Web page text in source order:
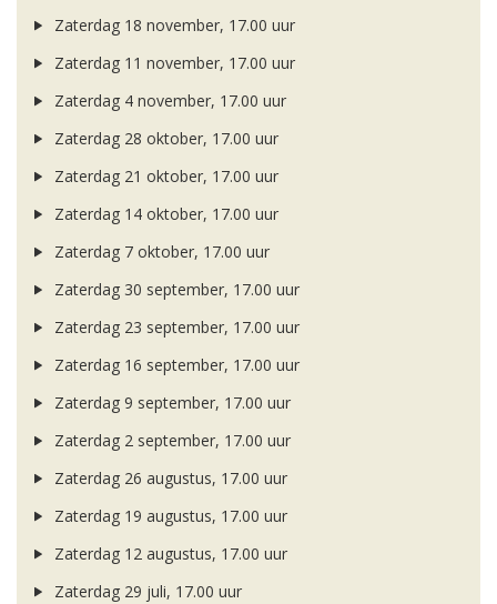
Zaterdag 18 november, 17.00 uur
Zaterdag 11 november, 17.00 uur
Zaterdag 4 november, 17.00 uur
Zaterdag 28 oktober, 17.00 uur
Zaterdag 21 oktober, 17.00 uur
Zaterdag 14 oktober, 17.00 uur
Zaterdag 7 oktober, 17.00 uur
Zaterdag 30 september, 17.00 uur
Zaterdag 23 september, 17.00 uur
Zaterdag 16 september, 17.00 uur
Zaterdag 9 september, 17.00 uur
Zaterdag 2 september, 17.00 uur
Zaterdag 26 augustus, 17.00 uur
Zaterdag 19 augustus, 17.00 uur
Zaterdag 12 augustus, 17.00 uur
Zaterdag 29 juli, 17.00 uur